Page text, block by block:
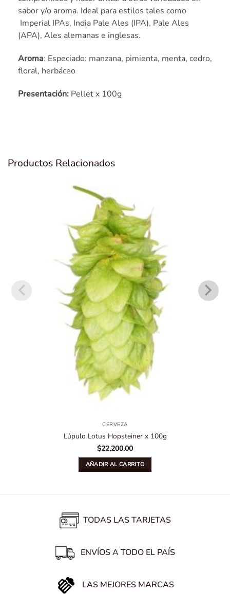
sabor y/o aroma. Ideal para estilos tales como
Imperial IPAs, India Pale Ales (IPA), Pale Ales
(APA), Ales alemanas e inglesas.
Aroma: Especiado: manzana, pimienta, menta, cedro,
floral, herbáceo
Presentación: Pellet x 100g
Productos Relacionados
CERVEZA
Lúpulo Lotus Hopsteiner x 100g
$22,200.00
AÑADIR AL CARRITO
TODAS LAS TARJETAS
ENVÍOS A TODO EL PAÍS
LAS MEJORES MARCAS